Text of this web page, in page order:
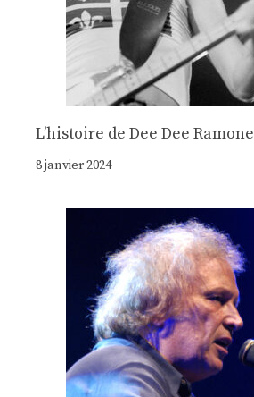
Lʼhistoire de Dee Dee Ramone
8 janvier 2024